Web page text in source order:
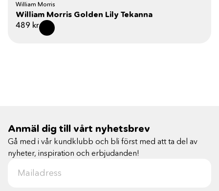
William Morris
William Morris Golden Lily Tekanna
489 kr
Anmäl dig till vårt nyhetsbrev
Gå med i vår kundklubb och bli först med att ta del av
nyheter, inspiration och erbjudanden!